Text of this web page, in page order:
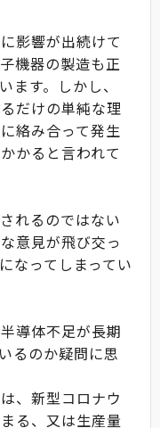
影響が出続けて
機器の製造も正
ます。しかし、
だけの単純な理
絡み合って発生
かると言われて
れるのではない
意見が飛び交っ
なってしまってい
導体不足が長期
るのか疑問に思
、新型コロナウ
る、又は生産量